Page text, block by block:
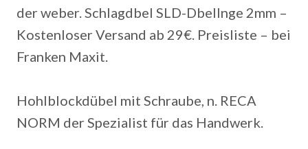
der weber. Schlagdbel SLD-Dbellnge 2mm –
Kostenloser Versand ab 29€. Preisliste – bei
Franken Maxit.
Hohlblockdübel mit Schraube, n. RECA
NORM der Spezialist für das Handwerk.